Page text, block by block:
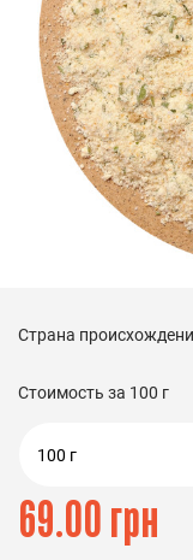
Страна
Стоимость за 100 г
100 г
69.00 грн